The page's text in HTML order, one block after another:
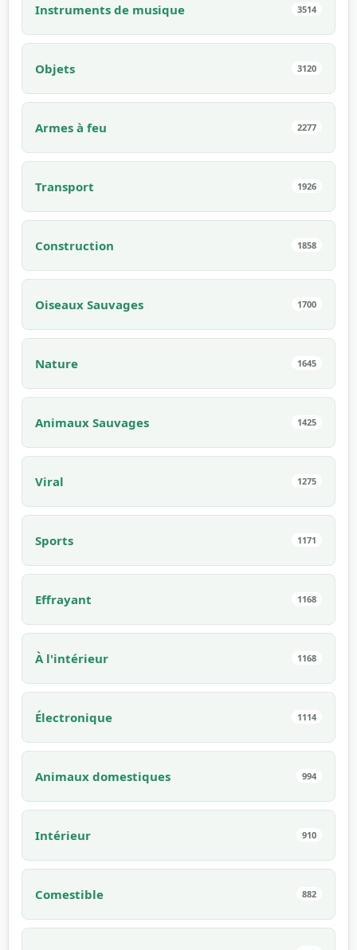
Instruments de musique 3514
Objets 3120
Armes à feu 2277
Transport 1926
Construction 1858
Oiseaux Sauvages 1700
Nature 1645
Animaux Sauvages 1425
Viral 1275
Sports 1171
Effrayant 1168
À l'intérieur 1168
Électronique 1114
Animaux domestiques 994
Intérieur 910
Comestible 882